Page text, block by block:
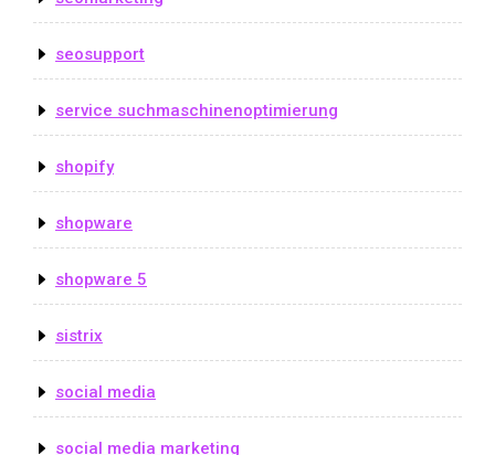
seosupport
service suchmaschinenoptimierung
shopify
shopware
shopware 5
sistrix
social media
social media marketing